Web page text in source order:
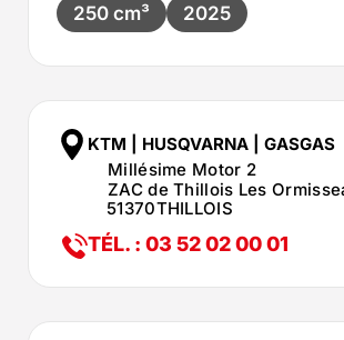
250 cm³ 2025
KTM | HUSQVARNA | GASGAS
Millésime Motor 2
ZAC de Thillois Les
51370THILLOIS
TÉL. : 03 52 02 00 01